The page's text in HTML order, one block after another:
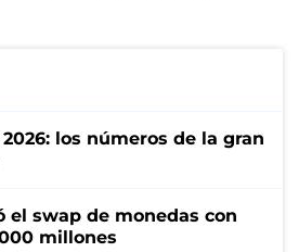
los números de la gran
el swap de monedas con
millones